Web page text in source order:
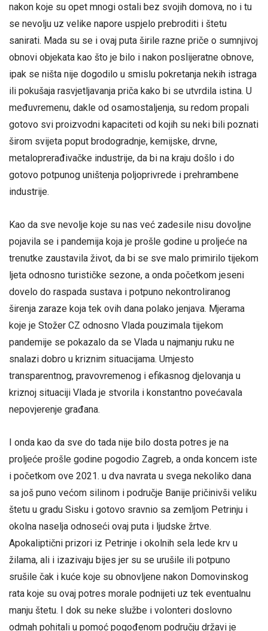
nakon koje su opet mnogi ostali bez svojih domova, no i tu
se nevolju uz velike napore uspjelo prebroditi i štetu
sanirati. Mada su se i ovaj puta širile razne priče o sumnjivoj
obnovi objekata kao što je bilo i nakon poslijeratne obnove,
ipak se ništa nije dogodilo u smislu pokretanja nekih istraga
ili pokušaja rasvjetljavanja priča kako bi se utvrdila istina. U
međuvremenu, dakle od osamostaljenja, su redom propali
gotovo svi proizvodni kapaciteti od kojih su neki bili poznati
širom svijeta poput brodogradnje, kemijske, drvne,
metaloprerađivačke industrije, da bi na kraju došlo i do
gotovo potpunog uništenja poljoprivrede i prehrambene
industrije.
Kao da sve nevolje koje su nas već zadesile nisu dovoljne
pojavila se i pandemija koja je prošle godine u proljeće na
trenutke zaustavila život, da bi se sve malo primirilo tijekom
ljeta odnosno turističke sezone, a onda početkom jeseni
dovelo do raspada sustava i potpuno nekontroliranog
širenja zaraze koja tek ovih dana polako jenjava. Mjerama
koje je Stožer CZ odnosno Vlada pouzimala tijekom
pandemije se pokazalo da se Vlada u najmanju ruku ne
snalazi dobro u kriznim situacijama. Umjesto
transparentnog, pravovremenog i efikasnog djelovanja u
kriznoj situaciji Vlada je stvorila i konstantno povećavala
nepovjerenje građana.
I onda kao da sve do tada nije bilo dosta potres je na
proljeće prošle godine pogodio Zagreb, a onda koncem iste
i početkom ove 2021. u dva navrata u svega nekoliko dana
sa još puno većom silinom i područje Banije pričinivši veliku
štetu u gradu Sisku i gotovo sravnio sa zemljom Petrinju i
okolna naselja odnoseći ovaj puta i ljudske žrtve.
Apokaliptični prizori iz Petrinje i okolnih sela lede krv u
žilama, ali i izazivaju bijes jer su se urušile ili potpuno
srušile čak i kuće koje su obnovljene nakon Domovinskog
rata koje su ovaj potres morale podnijeti uz tek eventualnu
manju štetu. I dok su neke službe i volonteri doslovno
odmah pohitali u pomoć pogođenom području državi je